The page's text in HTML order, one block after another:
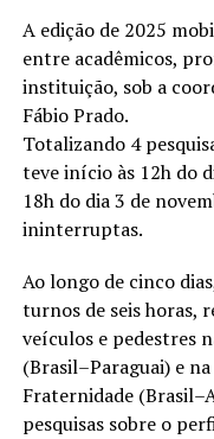
A edição de 2025
entre acadêmicos,
instituição, sob a
Fábio Prado.
Totalizando 4
teve início às 12h do
18h do dia 3 de
ininterruptas.
Ao longo de cinco
turnos de seis horas,
veículos e pedestres
(Brasil–Paraguai) e
Fraternidade
pesquisas sobre o